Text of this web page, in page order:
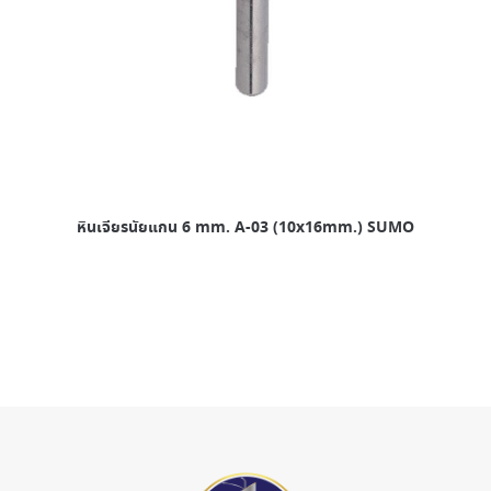
หินเจียรนัยแกน 6 mm. A-03 (10x16mm.) SUMO